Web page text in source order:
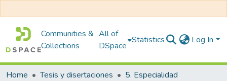
Communities &
Collections
All of
DSpace
Statistics Log In
Home Tesis y disertaciones
5. Especialidad